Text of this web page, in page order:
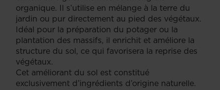
organique. Il s’utilise en mélange à la terre du
jardin ou pur directement au pied des végétaux.
Idéal pour la préparation du potager ou la
plantation des massifs, il enrichit et améliore la
structure du sol, ce qui favorisera la reprise des
végétaux.
Cet améliorant du sol est constitué
exclusivement d’ingrédients d’origine naturelle.